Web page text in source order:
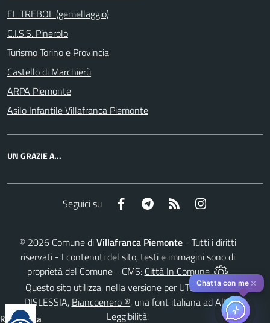
EL TREBOL (gemellaggio)
C.I.S.S. Pinerolo
Turismo Torino e Provincia
Castello di Marchierù
ARPA Piemonte
Asilo Infantile Villafranca Piemonte
UN GRAZIE A...
Seguici su Facebook Telegram RSS
© 2026 Comune diVillafranca Piemonte - Tutti i diritti
riservati - I contenuti del sito, testi e immagini sono di
proprietà del Comune - CMS: Città In Comune
Questo sito utilizza, nella versione per UTENTI CON
DISLESSIA, Biancoenero ®, una font italiana ad Alta
Leggibilità.
Reimposta
Chatta con me ✕